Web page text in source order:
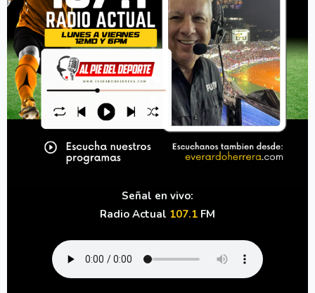
Señal en vivo:
Radio Actual 107.1 FM